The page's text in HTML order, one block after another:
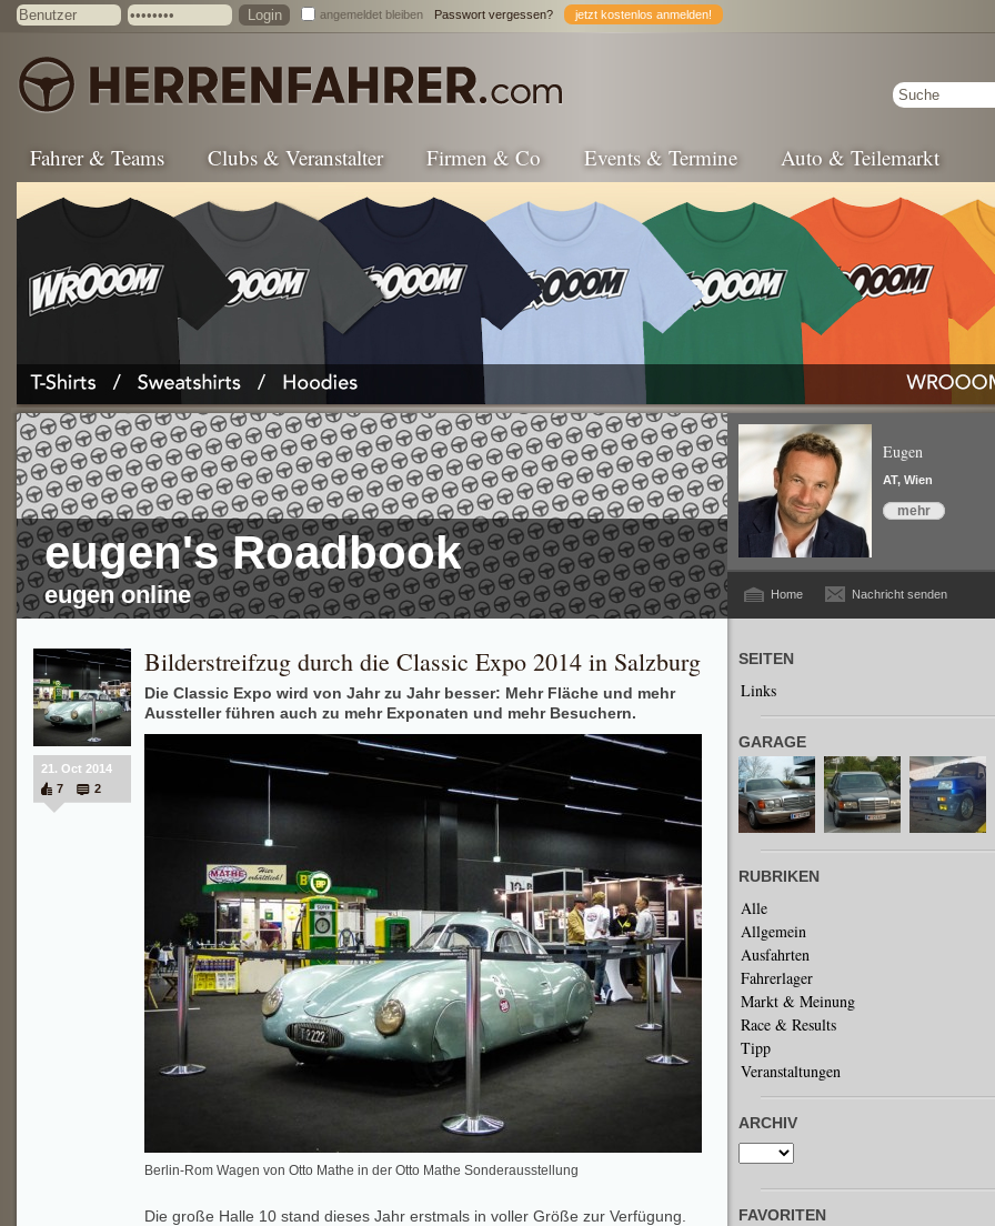
angemeldet bleiben Passwort vergessen? jetzt kostenlos anmelden!
Fahrer & Teams Clubs & Veranstalter Firmen & Co Events & Termine Auto & Teilemarkt
eugen's Roadbook
eugen online
Eugen
AT, Wien
mehr
Home Nachricht senden
21. Oct 2014
7
2
Bilderstreifzug durch die Classic Expo 2014 in Salzburg
Die Classic Expo wird von Jahr zu Jahr besser: Mehr Fläche und mehr
Aussteller führen auch zu mehr Exponaten und mehr Besuchern.
Berlin-Rom Wagen von Otto Mathe in der Otto Mathe Sonderausstellung
Die große Halle 10 stand dieses Jahr erstmals in voller Größe zur Verfügung.
SEITEN
Links
GARAGE
RUBRIKEN
Alle
Allgemein
Ausfahrten
Fahrerlager
Markt & Meinung
Race & Results
Tipp
Veranstaltungen
ARCHIV
FAVORITEN